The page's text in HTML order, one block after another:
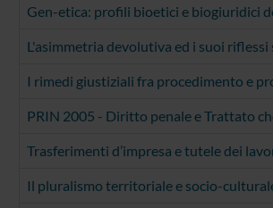
Gen-etica: profili bioetici e biogiuridici
L'asimmetria devolutiva ed i suoi
I rimedi giustiziali fra procedimento e
PRIN 2005 - Diritto penale e Trattato
Trasferimenti d’impresa e tutele dei
Il pluralismo territoriale e socio-